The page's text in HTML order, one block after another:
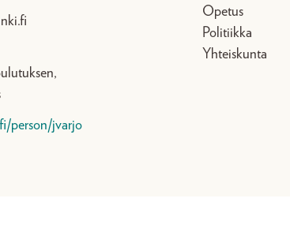
person/jvarjo
Opetus
Politiikka
Yhteiskunta